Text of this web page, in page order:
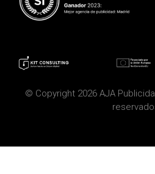
© Copyright 2026 AJA